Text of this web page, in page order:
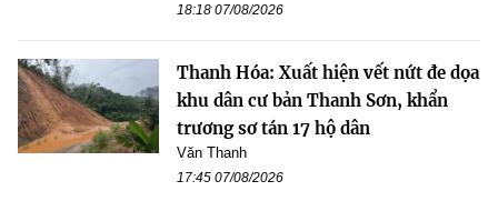
18:18 07/08/2026
Thanh Hóa: Xuất hiện vết nứt đe dọa
khu dân cư bản Thanh Sơn, khẩn
trương sơ tán 17 hộ dân
Văn Thanh
17:45 07/08/2026